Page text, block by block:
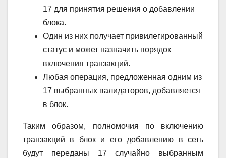
17 для принятия решения о добавлении
блока.
Один из них получает привилегированный
статус и может назначить порядок
включения транзакций.
Любая операция, предложенная одним из
17 выбранных валидаторов, добавляется
в блок.
Таким образом, полномочия по включению
транзакций в блок и его добавлению в сеть
будут переданы 17 случайно выбранным